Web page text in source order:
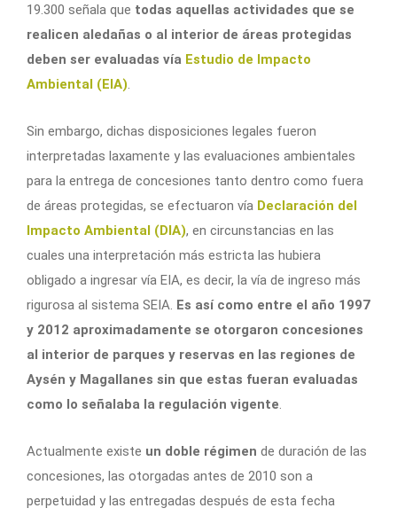
19.300 señala que todas aquellas actividades que se
realicen aledañas o al interior de áreas protegidas
deben ser evaluadas vía Estudio de Impacto
Ambiental (EIA).
Sin embargo, dichas disposiciones legales fueron
interpretadas laxamente y las evaluaciones ambientales
para la entrega de concesiones tanto dentro como fuera
de áreas protegidas, se efectuaron vía Declaración del
Impacto Ambiental (DIA), en circunstancias en las
cuales una interpretación más estricta las hubiera
obligado a ingresar vía EIA, es decir, la vía de ingreso más
rigurosa al sistema SEIA. Es así como entre el año 1997
y 2012 aproximadamente se otorgaron concesiones
al interior de parques y reservas en las regiones de
Aysén y Magallanes sin que estas fueran evaluadas
como lo señalaba la regulación vigente.
Actualmente existe un doble régimen de duración de las
concesiones, las otorgadas antes de 2010 son a
perpetuidad y las entregadas después de esta fecha